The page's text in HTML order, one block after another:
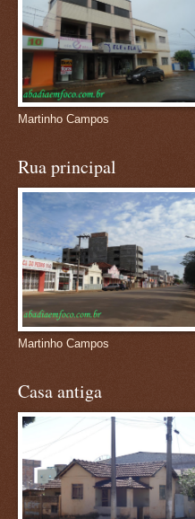
Martinho Campos
Rua principal
Martinho Campos
Casa antiga